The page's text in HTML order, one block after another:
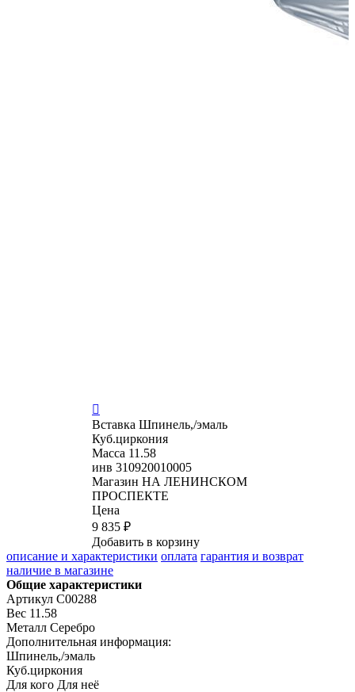

Вставка Шпинель,/эмаль
Куб.циркония
Масса 11.58
инв 310920010005
Магазин НА ЛЕНИНСКОМ
ПРОСПЕКТЕ
Цена
9 835 ₽
Добавить в корзину
описание и характеристики оплата гарантия и возврат
наличие в магазине
Общие характеристики
Артикул C00288
Вес 11.58
Металл Серебро
Дополнительная информация:
Шпинель,/эмаль
Куб.циркония
Для кого Для неё